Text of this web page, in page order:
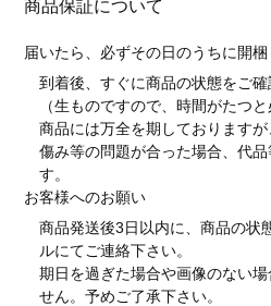
商品保証について
届いたら、必ずその日のうちに開
到着後、すぐに商品の状態をご確
（生ものですので、時間がたつ
商品には万全を期しております
傷み等の問題が合った場合、代
す。
お客様へのお願い
商品発送後3日以内に、商品の状
ルにてご連絡下さい。
期日を過ぎた場合や画像のない
せん。予めご了承下さい。